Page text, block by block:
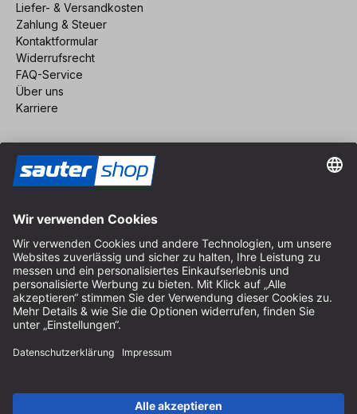
Liefer- & Versandkosten
Zahlung & Steuer
Kontaktformular
Widerrufsrecht
FAQ-Service
Über uns
Karriere
Impressum
AGB
Datenschutz
Cookie-Einstellungen
© 2026 sauter GmbH
* kostenloser Versand ab 150 Euro Bestellwert innerhalb
Deutschlands für die Standard-Paketgrößen - ausgenommen